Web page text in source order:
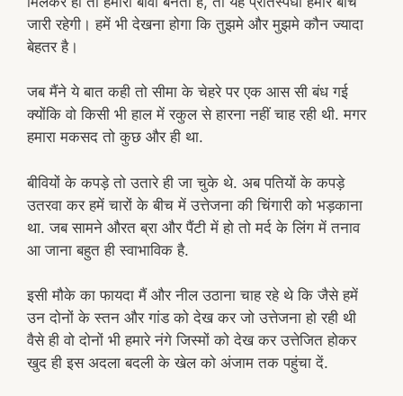
जारी रहेगी। हमें भी देखना होगा कि तुझमे और मुझमे कौन ज्यादा
बेहतर है।
जब मैंने ये बात कही तो सीमा के चेहरे पर एक आस सी बंध गई
क्योंकि वो किसी भी हाल में रकुल से हारना नहीं चाह रही थी. मगर
हमारा मकसद तो कुछ और ही था.
बीवियों के कपड़े तो उतारे ही जा चुके थे. अब पतियों के कपड़े
उतरवा कर हमें चारों के बीच में उत्तेजना की चिंगारी को भड़काना
था. जब सामने औरत ब्रा और पैंटी में हो तो मर्द के लिंग में तनाव
आ जाना बहुत ही स्वाभाविक है.
इसी मौके का फायदा मैं और नील उठाना चाह रहे थे कि जैसे हमें
उन दोनों के स्तन और गांड को देख कर जो उत्तेजना हो रही थी
वैसे ही वो दोनों भी हमारे नंगे जिस्मों को देख कर उत्तेजित होकर
खुद ही इस अदला बदली के खेल को अंजाम तक पहुंचा दें.